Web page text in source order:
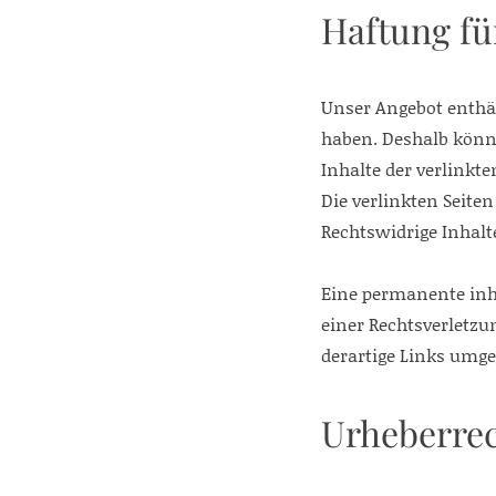
Haftung
Unser Angebot
haben. Deshalb
Inhalte der
Die verlinkten
Rechtswidrige
Eine permanente
einer
derartige Links